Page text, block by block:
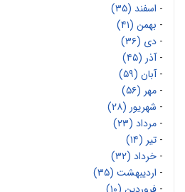
اسفند (۳۵)
بهمن (۴۱)
دی (۳۶)
آذر (۴۵)
آبان (۵۹)
مهر (۵۶)
شهریور (۲۸)
مرداد (۲۳)
تیر (۱۴)
خرداد (۳۲)
اردیبهشت (۳۵)